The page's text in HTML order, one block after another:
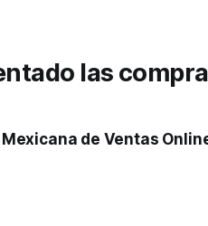
las
de Ventas